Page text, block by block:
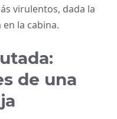
virulentos, dada la
la cabina.
de una